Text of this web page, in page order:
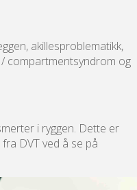
akillesproblematikk,
compartmentsyndrom og
i ryggen. Dette er
DVT ved å se på